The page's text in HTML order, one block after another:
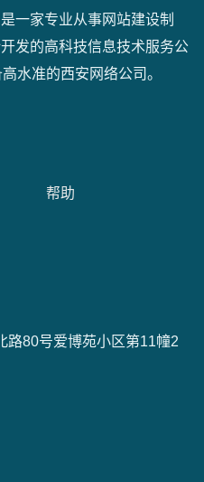
一家专业从事网站建设制
发的高科技信息技术服务公
水准的西安网络公司。
帮助
路80号爱博苑小区第11幢2